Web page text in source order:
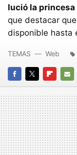
lució la princesa
que destacar
disponible hasta
FACEBOOK
TWITTER
E-
MAIL
TEMAS Web